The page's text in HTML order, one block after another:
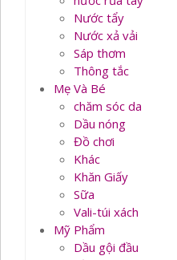
Nước tẩy
Nước xả vải
Sáp thơm
Thông tắc
Mẹ Và Bé
chăm sóc da
Dầu nóng
Đồ chơi
Khác
Khăn Giấy
Sữa
Vali-túi xách
Mỹ Phẩm
Dầu gội đầu